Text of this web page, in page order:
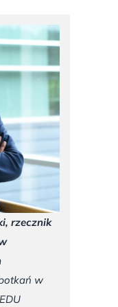
rzecznik
w